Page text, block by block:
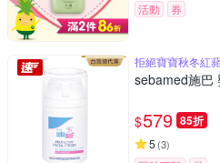
活動 券
拒絕寶寶秋冬紅
sebamed施巴
$579 85折
5 (3)